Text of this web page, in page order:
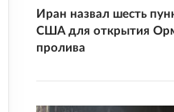
Иран назвал шесть
США для открытия
пролива